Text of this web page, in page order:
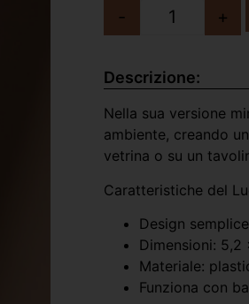
- +
Descrizione:
Nella sua versione
ambiente, creando
vetrina o su un
Caratteristiche del
Design semplice
Dimensioni:
Materiale:
Funziona con